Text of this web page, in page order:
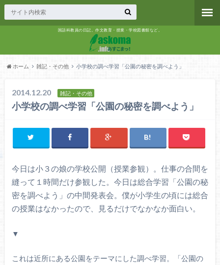
国語科教員の日記。作文教育・授業・学校図書館など。
ホーム 雑記・その他 小学校の調べ学習「公園の秘密を調べよう」
2014.12.20 雑記・その他
小学校の調べ学習「公園の秘密を調べよう」
今日は小３の娘の学校公開（授業参観）。仕事の合間を
縫って１時間だけ参観した。今日は総合学習「公園の秘
密を調べよう」の中間発表会。僕が小学生の頃には総合
の授業はなかったので、見るだけでなかなか面白い。
▼
これは近所にある公園をテーマにした調べ学習。「公園の